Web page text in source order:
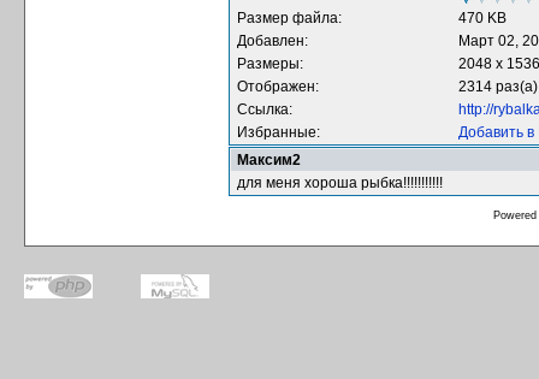
Размер файла:
470 KB
Добавлен:
Март 02,
Размеры:
2048 x
Отображен:
2314 раз(а)
Ссылка:
http://
Избранные:
Добавить
Максим2
для меня хороша рыбка!!!!!!!!!!!